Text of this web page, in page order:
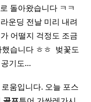
돌아왔습니다 ㅋㅋ
운딩 전날 미리 내려
어떨지 걱정도 조금
습니다 ㅎㅎ ​ 벚꽃도
공기도…
움입니다. 오늘 포스